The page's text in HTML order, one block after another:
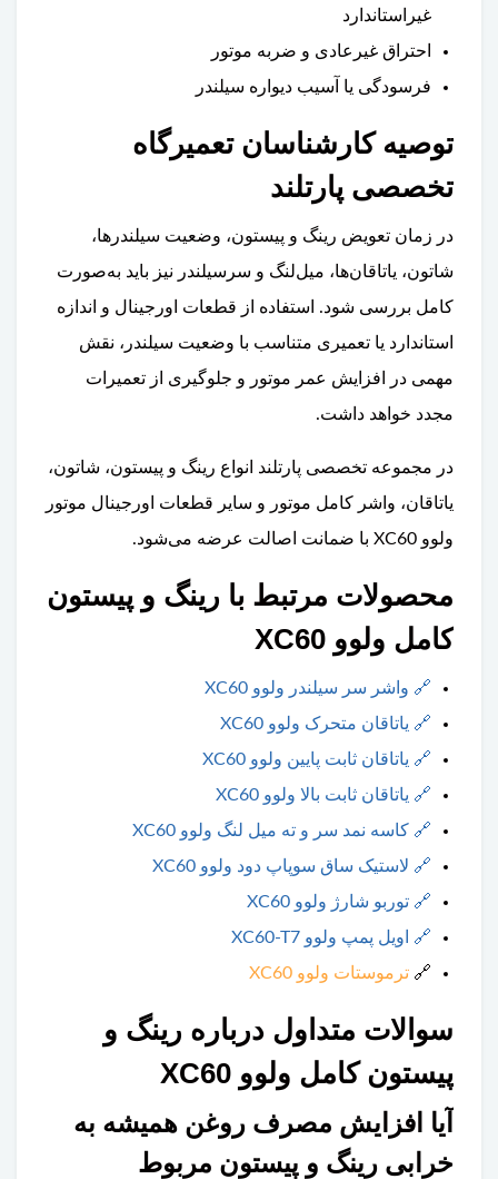
غیراستاندارد
احتراق غیرعادی و ضربه موتور
فرسودگی یا آسیب دیواره سیلندر
توصیه کارشناسان تعمیرگاه
تخصصی پارتلند
در زمان تعویض رینگ و پیستون، وضعیت سیلندرها،
شاتون، یاتاقان‌ها، میل‌لنگ و سرسیلندر نیز باید به‌صورت
کامل بررسی شود. استفاده از قطعات اورجینال و اندازه
استاندارد یا تعمیری متناسب با وضعیت سیلندر، نقش
مهمی در افزایش عمر موتور و جلوگیری از تعمیرات
مجدد خواهد داشت.
در مجموعه تخصصی پارتلند انواع رینگ و پیستون، شاتون،
یاتاقان، واشر کامل موتور و سایر قطعات اورجینال موتور
ولوو XC60 با ضمانت اصالت عرضه می‌شود.
محصولات مرتبط با رینگ و پیستون
کامل ولوو XC60
🔗 واشر سر سیلندر ولوو XC60
🔗 یاتاقان متحرک ولوو XC60
🔗 یاتاقان ثابت پایین ولوو XC60
🔗 یاتاقان ثابت بالا ولوو XC60
🔗 کاسه نمد سر و ته میل لنگ ولوو XC60
🔗 لاستیک ساق سوپاپ دود ولوو XC60
🔗 توربو شارژ ولوو XC60
🔗
اویل پمپ ولوو XC60-T7
🔗 ترموستات ولوو XC60
سوالات متداول درباره رینگ و
پیستون کامل ولوو XC60
آیا افزایش مصرف روغن همیشه به
خرابی رینگ و پیستون مربوط